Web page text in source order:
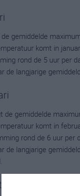
gemiddelde
komt in
rond de 5 uur per
de langjarige
de gemiddelde
komt in
rond de 6 uur per
de langjarige